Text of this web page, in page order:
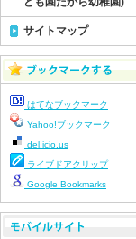
サイトマップ
はてなブックマーク
Yahoo!ブックマーク
del.icio.us
ライブドアクリップ
Google Bookmarks